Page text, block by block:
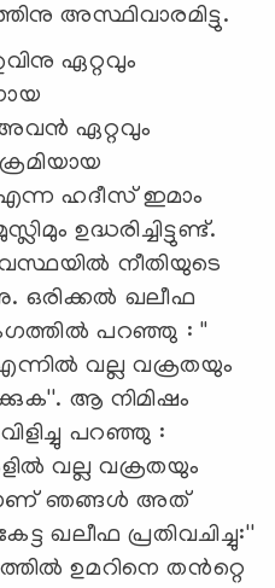
അസ്ഥിവാരമിട്ടു.
ഏറ്റവും
ഏറ്റവും
ഹദീസ് ഇമാം
ഉദ്ധരിച്ചിട്ടുണ്ട്.
നീതിയുടെ
ഒരിക്കൽ ഖലീഫ
പറഞ്ഞു : ''
വല്ല വക്രതയും
ആ നിമിഷം
പറഞ്ഞു :
വല്ല വക്രതയും
ഞങ്ങൾ അത്
ഖലീഫ പ്രതിവചിച്ചു:''
ഉമറിനെ തൻറ്റെ